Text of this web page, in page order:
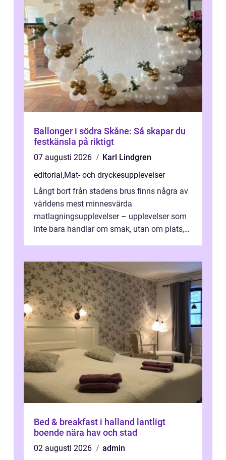
Ballonger i södra Skåne: Så skapar du
festkänsla på riktigt
07 augusti 2026
Karl Lindgren
editorial,Mat- och dryckesupplevelser
Långt bort från stadens brus finns några av
världens mest minnesvärda
matlagningsupplevelser – upplevelser som
inte bara handlar om smak, utan om plats,
Bed & breakfast i halland lantligt
boende nära hav och stad
02 augusti 2026
admin